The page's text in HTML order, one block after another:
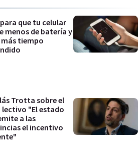
que tu celular
menos de batería y
más tiempo
Trotta sobre el
lectivo "El estado
a las
el incentivo